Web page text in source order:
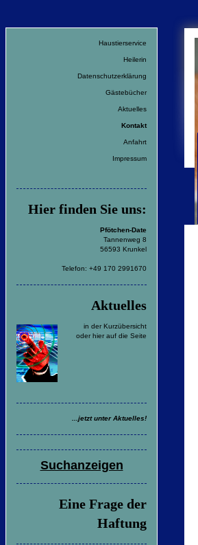
Haustierservice
Heilerin
Datenschutzerklärung
Gästebücher
Aktuelles
Kontakt
Anfahrt
Impressum
Hier finden Sie uns:
Pfötchen-Date
Tannenweg 8
56593 Krunkel
Telefon: +49 170 2991670
Aktuelles
in der Kurzübersicht
oder hier auf die Seite
...jetzt unter Aktuelles!
Suchanzeigen
Eine Frage der
Haftung